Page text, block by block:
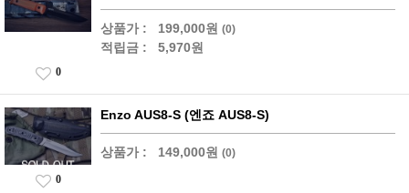
상품가 : 199,000원 (0)
적립금 : 5,970원
0
Enzo AUS8-S (엔죠 AUS8-S)
상품가 : 149,000원 (0)
0